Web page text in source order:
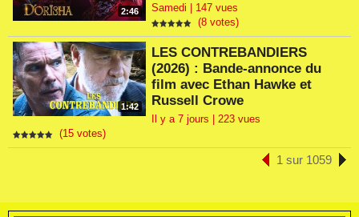
2:46
Samedi | 147 vues
(8 votes)
1:42
LES CONTREBANDIERS
(2026) : Bande-annonce du
film avec Ethan Hawke et
Russell Crowe
Il y a 7 jours | 223 vues
(15 votes)
1 sur 1059